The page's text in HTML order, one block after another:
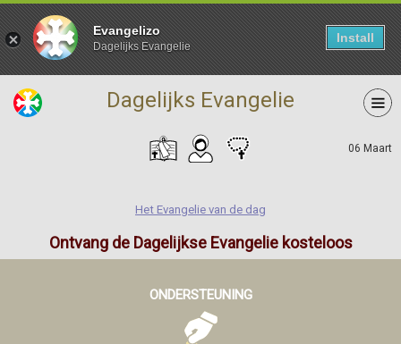
Evangelizo
Dagelijks Evangelie
Install
Dagelijks Evangelie
06 Maart
Het Evangelie van de dag
Ontvang de Dagelijkse Evangelie kosteloos
ONDERSTEUNING